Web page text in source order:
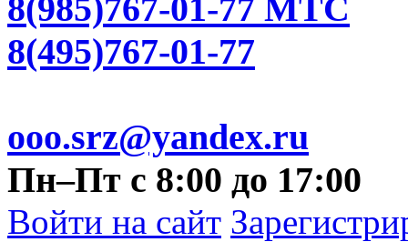
8(985)767-01-77 МТС
8(495)767-01-77
ooo.srz@yandex.ru
Пн–Пт с 8:00 до 17:00
Войти на сайт